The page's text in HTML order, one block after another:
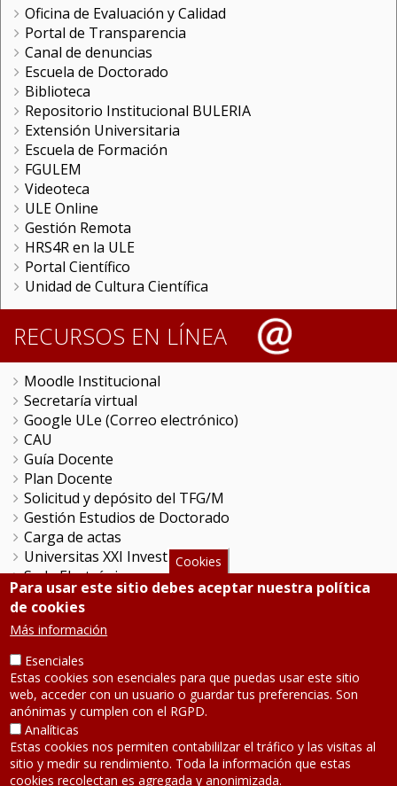
Oficina de Evaluación y Calidad
Portal de Transparencia
Canal de denuncias
Escuela de Doctorado
Biblioteca
Repositorio Institucional BULERIA
Extensión Universitaria
Escuela de Formación
FGULEM
Videoteca
ULE Online
Gestión Remota
HRS4R en la ULE
Portal Científico
Unidad de Cultura Científica
RECURSOS EN LÍNEA
Moodle Institucional
Secretaría virtual
Google ULe (Correo electrónico)
CAU
Guía Docente
Plan Docente
Solicitud y depósito del TFG/M
Gestión Estudios de Doctorado
Carga de actas
Universitas XXI Investigación
Sede Electrónica
Tramitador unileon
Perfil del Contratante
Portal del Empleado
Servicio de Informática y Comunicaciones
SÍGUENOS
Teléfono: 987 291 000
Contacto
Cookies
Para usar este sitio debes aceptar nuestra política
de cookies
Más información
Esenciales
Estas cookies son esenciales para que puedas usar este sitio
web, acceder con un usuario o guardar tus preferencias. Son
anónimas y cumplen con el RGPD.
Analíticas
Estas cookies nos permiten contabililzar el tráfico y las visitas al
sitio y medir su rendimiento. Toda la información que estas
cookies recolectan es agregada y anonimizada.